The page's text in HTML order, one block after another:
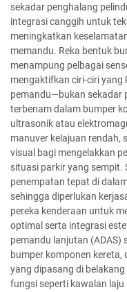
sekadar penghalang
integrasi canggih untuk
meningkatkan
memandu. Reka bentuk
menampung pelbagai
mengaktifkan ciri-ciri yang
pemandu—bukan sekadar
terbenam dalam bumper
ultrasonik atau
manuver kelajuan rendah,
visual bagi mengelakkan
situasi parkir yang sempit.
penempatan tepat di
sehingga diperlukan
pereka kenderaan untuk
optimal serta integrasi
pemandu lanjutan
bumper komponen
yang dipasang di
fungsi seperti kawalan